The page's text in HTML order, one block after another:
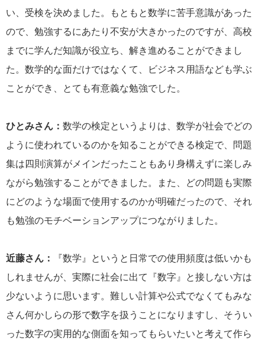
い、受検を決めました。もともと数学に苦手意識があった
ので、勉強するにあたり不安が大きかったのですが、高校
までに学んだ知識が役立ち、解き進めることができまし
た。数学的な面だけではなくて、ビジネス用語なども学ぶ
ことができ、とても有意義な勉強でした。
ひとみさん： 数学の検定というよりは、数学が社会でどの
ように使われているのかを知ることができる検定で、問題
集は四則演算がメインだったこともあり身構えずに楽しみ
ながら勉強することができました。また、どの問題も実際
にどのような場面で使用するのかが明確だったので、それ
も勉強のモチベーションアップにつながりました。
近藤さん：
『数学』というと日常での使用頻度は低いかも
しれませんが、実際に社会に出て『数字』と接しない方は
少ないように思います。難しい計算や公式でなくてもみな
さん何かしらの形で数字を扱うことになりますし、そうい
った数字の実用的な側面を知ってもらいたいと考えて作ら